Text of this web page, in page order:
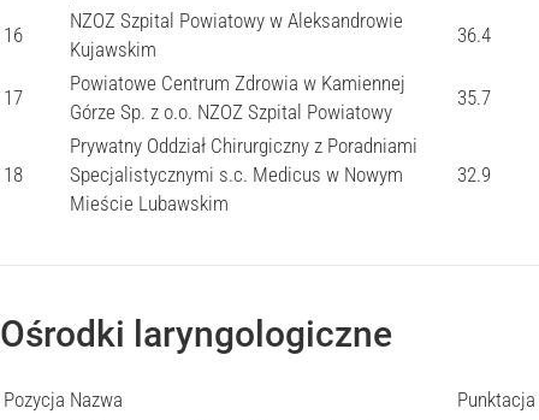
16
NZOZ Szpital Powiatowy w Aleksandrowie
Kujawskim
36.4
17
Powiatowe Centrum Zdrowia w Kamiennej
Górze Sp. z o.o. NZOZ Szpital Powiatowy
35.7
18
Prywatny Oddział Chirurgiczny z Poradniami
Specjalistycznymi s.c. Medicus w Nowym
Mieście Lubawskim
32.9
Ośrodki laryngologiczne
Pozycja Nazwa
Punktacja